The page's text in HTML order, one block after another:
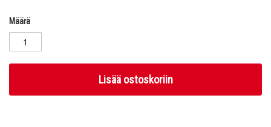
Määrä
Lisää ostoskoriin